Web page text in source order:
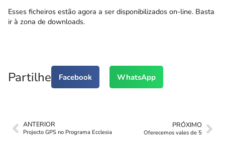
Esses ficheiros estão agora a ser disponibilizados on-line. Basta
ir à zona de downloads.
Partilhe Facebook WhatsApp
ANTERIOR
Projecto GPS no Programa Ecclesia
PRÓXIMO
Oferecemos vales de 5